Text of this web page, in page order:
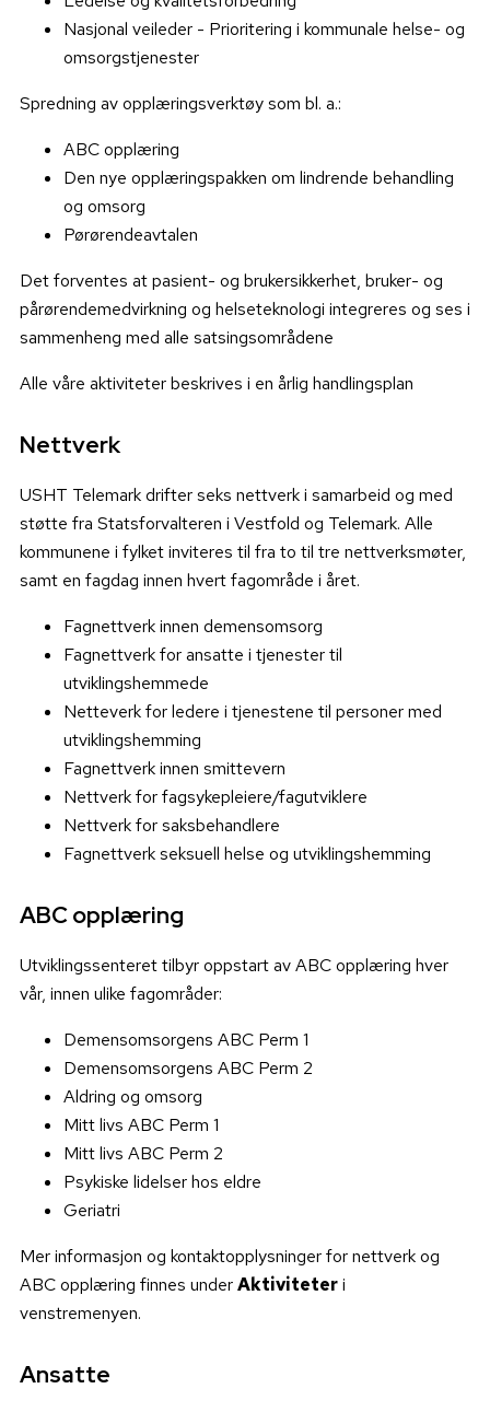
Nasjonal veileder - Prioritering i kommunale helse- og
omsorgstjenester
Spredning av opplæringsverktøy som bl. a.:
ABC opplæring
Den nye opplæringspakken om lindrende behandling
og omsorg
Pørørendeavtalen
Det forventes at pasient- og brukersikkerhet, bruker- og
pårørendemedvirkning og helseteknologi integreres og ses i
sammenheng med alle satsingsområdene
Alle våre aktiviteter beskrives i en årlig handlingsplan
Nettverk
USHT Telemark drifter seks nettverk i samarbeid og med
støtte fra Statsforvalteren i Vestfold og Telemark. Alle
kommunene i fylket inviteres til fra to til tre nettverksmøter,
samt en fagdag innen hvert fagområde i året.
Fagnettverk innen demensomsorg
Fagnettverk for ansatte i tjenester til
utviklingshemmede
Netteverk for ledere i tjenestene til personer med
utviklingshemming
Fagnettverk innen smittevern
Nettverk for fagsykepleiere/fagutviklere
Nettverk for saksbehandlere
Fagnettverk seksuell helse og utviklingshemming
ABC opplæring
Utviklingssenteret tilbyr oppstart av ABC opplæring hver
vår, innen ulike fagområder:
Demensomsorgens ABC Perm 1
Demensomsorgens ABC Perm 2
Aldring og omsorg
Mitt livs ABC Perm 1
Mitt livs ABC Perm 2
Psykiske lidelser hos eldre
Geriatri
Mer informasjon og kontaktopplysninger for nettverk og
ABC opplæring finnes underAktiviteteri
venstremenyen.
Ansatte